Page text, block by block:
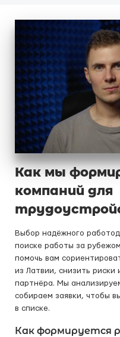
Как мы
компаний для
Выбор надёжного
поиске работы за
помочь вам
из Латвии, снизить риски
партнёра. Мы
собираем заявки, чтобы
в списке.
Как формируется